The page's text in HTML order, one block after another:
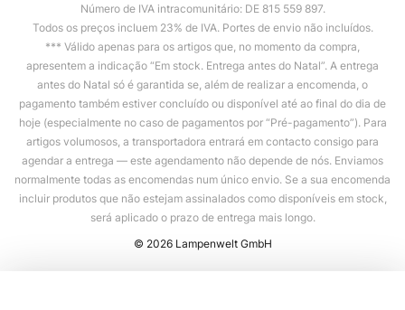
Número de IVA intracomunitário: DE 815 559 897.
Todos os preços incluem 23% de IVA. Portes de envio não incluídos.
*** Válido apenas para os artigos que, no momento da compra,
apresentem a indicação “Em stock. Entrega antes do Natal”. A entrega
antes do Natal só é garantida se, além de realizar a encomenda, o
pagamento também estiver concluído ou disponível até ao final do dia de
hoje (especialmente no caso de pagamentos por “Pré-pagamento”). Para
artigos volumosos, a transportadora entrará em contacto consigo para
agendar a entrega — este agendamento não depende de nós. Enviamos
normalmente todas as encomendas num único envio. Se a sua encomenda
incluir produtos que não estejam assinalados como disponíveis em stock,
será aplicado o prazo de entrega mais longo.
© 2026 Lampenwelt GmbH